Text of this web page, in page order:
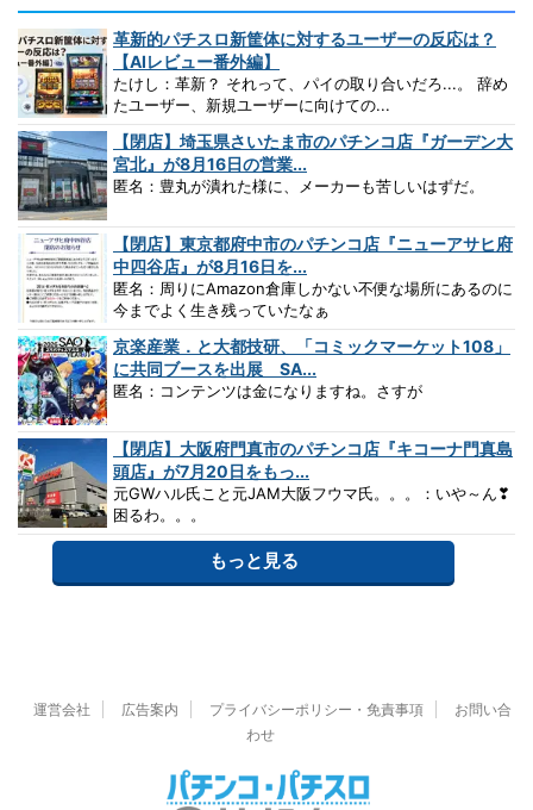
革新的パチスロ新筐体に対するユーザーの反応は？
【AIレビュー番外編】
たけし：革新？ それって、パイの取り合いだろ...。 辞め
たユーザー、新規ユーザーに向けての...
【閉店】埼玉県さいたま市のパチンコ店『ガーデン大
宮北』が8月16日の営業...
匿名：豊丸が潰れた様に、メーカーも苦しいはずだ。
【閉店】東京都府中市のパチンコ店『ニューアサヒ府
中四谷店』が8月16日を...
匿名：周りにAmazon倉庫しかない不便な場所にあるのに
今までよく生き残っていたなぁ
京楽産業．と大都技研、「コミックマーケット108」
に共同ブースを出展 SA...
匿名：コンテンツは金になりますね。さすが
【閉店】大阪府門真市のパチンコ店『キコーナ門真島
頭店』が7月20日をもっ...
元GWハル氏こと元JAM大阪フウマ氏。。。：いや～ん❣
困るわ。。。
もっと見る
運営会社 広告案内 プライバシーポリシー・免責事項
お問い合
わせ